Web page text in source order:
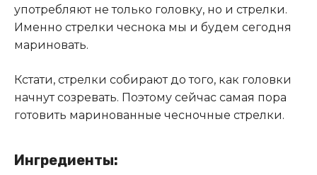
употребляют не только головку, но и стрелки.
Именно стрелки чеснока мы и будем сегодня
мариновать.
Кстати, стрелки собирают до того, как головки
начнут созревать. Поэтому сейчас самая пора
готовить маринованные чесночные стрелки.
Ингредиенты: